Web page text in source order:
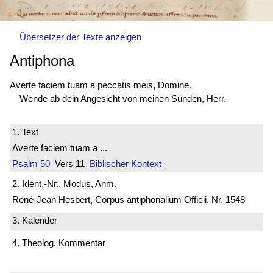
Übersetzer der Texte anzeigen
Antiphona
Averte faciem tuam a peccatis meis, Domine.
Wende ab dein Angesicht von meinen Sünden, Herr.
1. Text
Averte faciem tuam a ...
Psalm 50 Vers 11 Biblischer Kontext
2. Ident.-Nr., Modus, Anm.
René-Jean Hesbert, Corpus antiphonalium Officii, Nr. 1548
3. Kalender
4. Theolog. Kommentar